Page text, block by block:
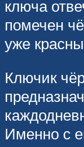
ключа
помечен
уже
Ключик
Именно с